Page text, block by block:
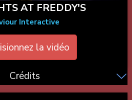
AT FREDDY'S
Interactive
la vidéo
Crédits